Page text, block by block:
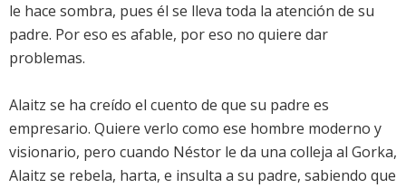
le hace sombra, pues él se lleva toda la atención de su
padre. Por eso es afable, por eso no quiere dar
problemas.
Alaitz se ha creído el cuento de que su padre es
empresario. Quiere verlo como ese hombre moderno y
visionario, pero cuando Néstor le da una colleja al Gorka,
Alaitz se rebela, harta, e insulta a su padre, sabiendo que